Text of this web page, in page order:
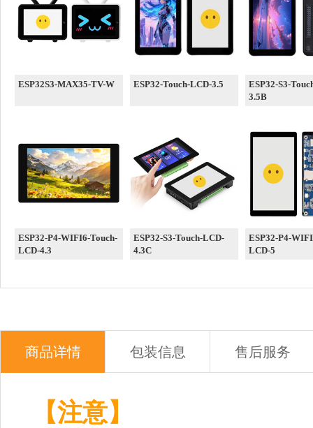
ESP32S3-MAX35-TV-W ESP32-Touch-LCD-3.5
ESP32-S3-
3.5B
ESP32-P4-WIFI6-Touch-
LCD-4.3
ESP32-S3-Touch-LCD-
4.3C
ESP32-P4-
LCD-5
商品详情 包装信息 售后服务
【注意】